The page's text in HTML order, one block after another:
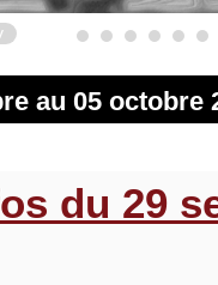
au 05 octobre
du 29